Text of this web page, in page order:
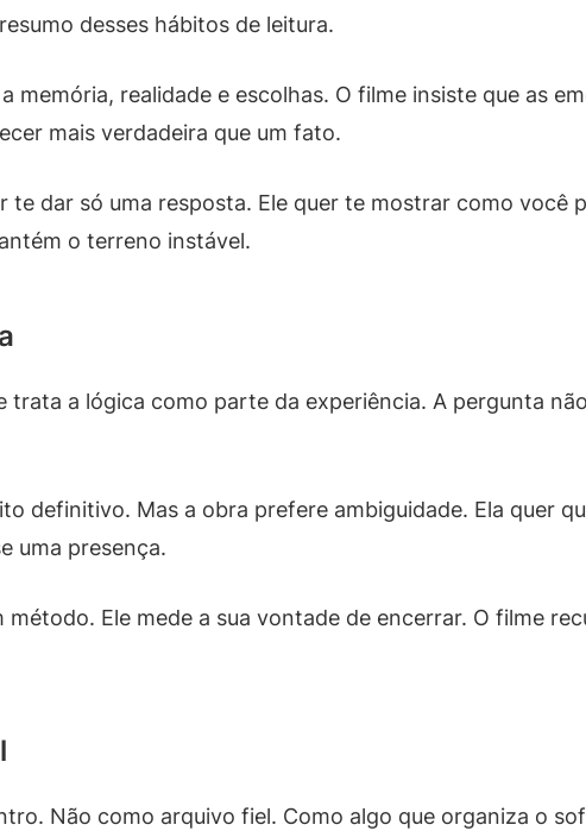
desses hábitos de leitura.
realidade e escolhas. O filme insiste que as
mais verdadeira que um fato.
dar só uma resposta. Ele quer te mostrar como você
o terreno instável.
a lógica como parte da experiência. A pergunta
definitivo. Mas a obra prefere ambiguidade. Ela quer
uma presença.
Ele mede a sua vontade de encerrar. O filme
Não como arquivo fiel. Como algo que organiza o